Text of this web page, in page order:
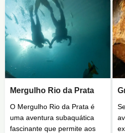
Mergulho Rio da Prata
O Mergulho Rio da Prata é
uma aventura subaquática
fascinante que permite aos